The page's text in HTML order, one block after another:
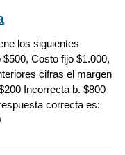
los siguientes
Costo fijo $1.000,
cifras el margen
Incorrecta b. $800
correcta es: